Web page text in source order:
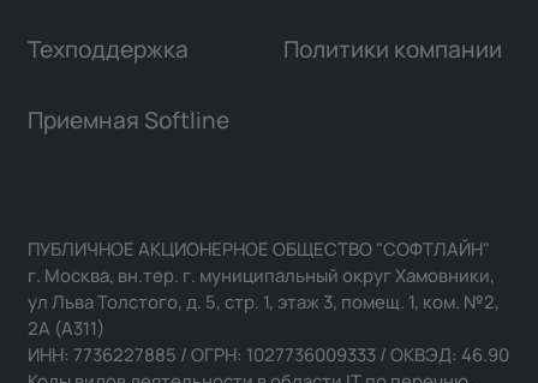
Техподдержка Политики компании
Приемная Softline
ПУБЛИЧНОЕ АКЦИОНЕРНОЕ ОБЩЕСТВО "СОФТЛАЙН"
г. Москва, вн.тер. г. муниципальный округ Хамовники,
ул Льва Толстого, д. 5, стр. 1, этаж 3, помещ. 1, ком. №2,
2А (А311)
ИНН: 7736227885 / ОГРН: 1027736009333 / ОКВЭД: 46.90